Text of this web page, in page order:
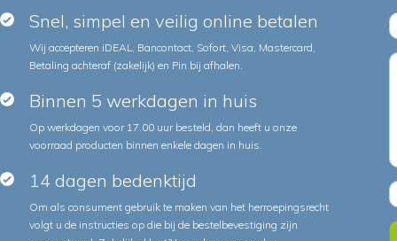
Snel, simpel en veilig online betalen
Wij accepteren iDEAL, Bancontact, Sofort, Visa, Mastercard,
Betaling achteraf (zakelijk) en Pin bij afhalen.
Binnen 5 werkdagen in huis
Op werkdagen voor 17.00 uur besteld, dan heeft u onze
voorraad producten binnen enkele dagen in huis.
14 dagen bedenktijd
Om als consument gebruik te maken van het herroepingsrecht
volgt u de instructies op die bij de bestelbevestiging zijn